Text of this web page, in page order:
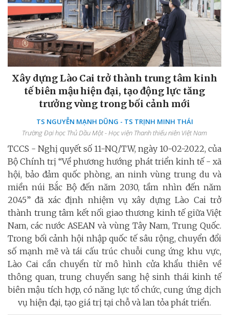
Xây dựng Lào Cai trở thành trung tâm kinh
tế biên mậu hiện đại, tạo động lực tăng
trưởng vùng trong bối cảnh mới
TS NGUYỄN MẠNH DŨNG - TS TRỊNH MINH THÁI
Trường Đại học Thủ Dầu Một - Học viện Thanh thiếu niên Việt Nam
TCCS - Nghị quyết số 11-NQ/TW, ngày 10-02-2022, của
Bộ Chính trị “Về phương hướng phát triển kinh tế - xã
hội, bảo đảm quốc phòng, an ninh vùng trung du và
miền núi Bắc Bộ đến năm 2030, tầm nhìn đến năm
2045” đã xác định nhiệm vụ xây dựng Lào Cai trở
thành trung tâm kết nối giao thương kinh tế giữa Việt
Nam, các nước ASEAN và vùng Tây Nam, Trung Quốc.
Trong bối cảnh hội nhập quốc tế sâu rộng, chuyển đổi
số mạnh mẽ và tái cấu trúc chuỗi cung ứng khu vực,
Lào Cai cần chuyển từ mô hình cửa khẩu thiên về
thông quan, trung chuyển sang hệ sinh thái kinh tế
biên mậu tích hợp, có năng lực tổ chức, cung ứng dịch
vụ hiện đại, tạo giá trị tại chỗ và lan tỏa phát triển.